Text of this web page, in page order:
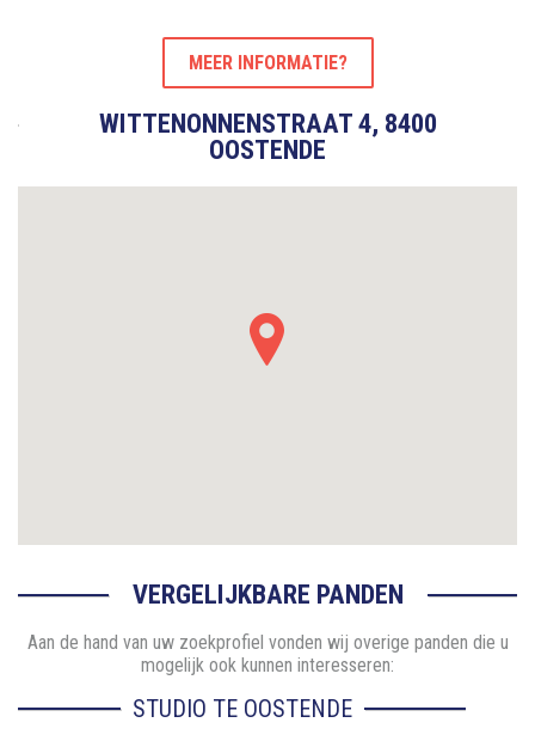
MEER INFORMATIE?
WITTENONNENSTRAAT 4, 8400
OOSTENDE
VERGELIJKBARE PANDEN
Aan de hand van uw zoekprofiel vonden wij overige panden die u
mogelijk ook kunnen interesseren:
STUDIO TE OOSTENDE